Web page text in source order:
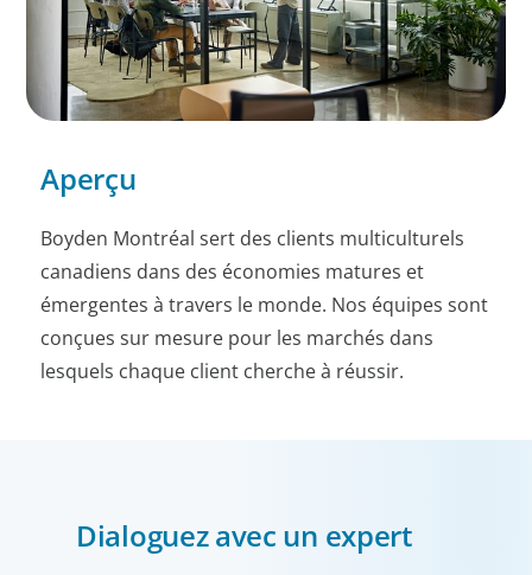
Aperçu
Boyden Montréal sert des clients multiculturels
canadiens dans des économies matures et
émergentes à travers le monde. Nos équipes sont
conçues sur mesure pour les marchés dans
lesquels chaque client cherche à réussir.
Dialoguez avec un expert